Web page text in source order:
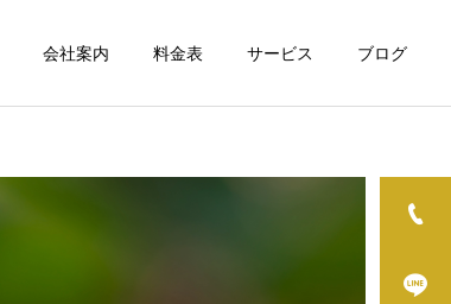
会社案内 料金表 サービス ブログ
詳細を見る